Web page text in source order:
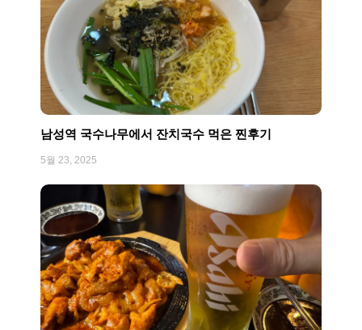
남성역 국수나무에서 잔치국수 먹은 찐후기
5월 23, 2025